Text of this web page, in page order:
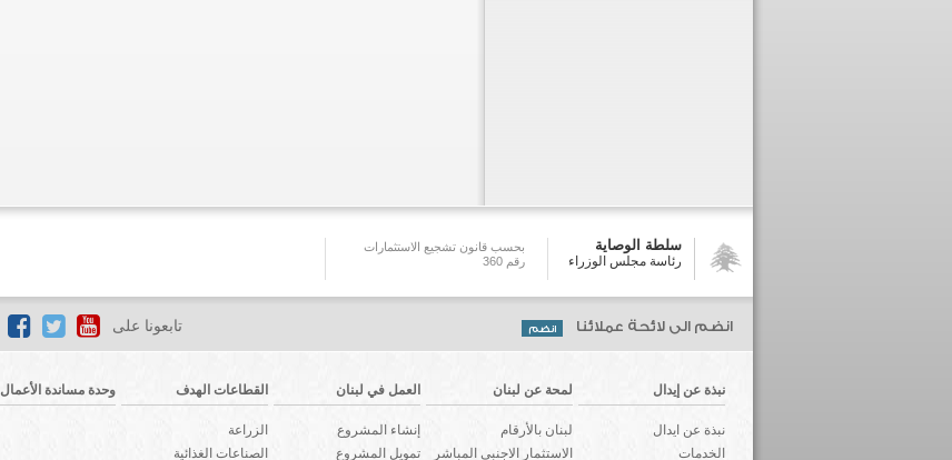
سلطة الوصاية
رئاسة مجلس الوزراء
بحسب قانون تشجيع الاستثمارات
رقم 360
انضم الى لائحة عملائنا تابعونا على
نبذة عن إيدال
نبذة عن ايدال
الخدمات
لمحة عن لبنان
لبنان بالأرقام
الاستثمار الاجنبي المباشر
العمل في لبنان
إنشاء المشروع
تمويل المشروع
القطاعات الهدف
الزراعة
الصناعات الغذائية
وحدة مساندة الأعمال